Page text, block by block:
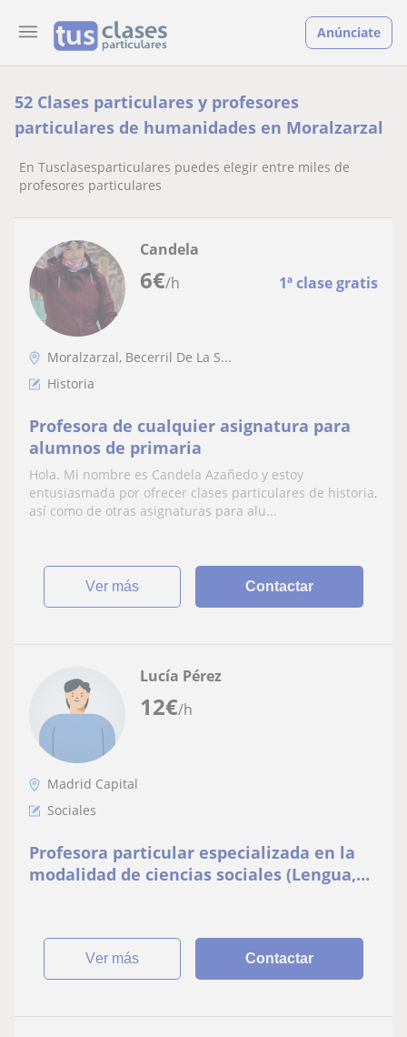
Anúnciate
52 Clases particulares y profesores
particulares de humanidades en Moralzarzal
En Tusclasesparticulares puedes elegir entre miles de
profesores particulares
6€/h 1ª clase gratis
Candela
Moralzarzal, Becerril De La S...
Historia
Profesora de cualquier asignatura para
alumnos de primaria
Hola. Mi nombre es Candela Azañedo y estoy
entusiasmada por ofrecer clases particulares de historia,
así como de otras asignaturas para alu...
ver más Contactar
12€/h
Lucía Pérez
Madrid Capital
Sociales
Profesora particular especializada en la
modalidad de ciencias sociales (Lengua,
Contáctame!
ver más Contactar